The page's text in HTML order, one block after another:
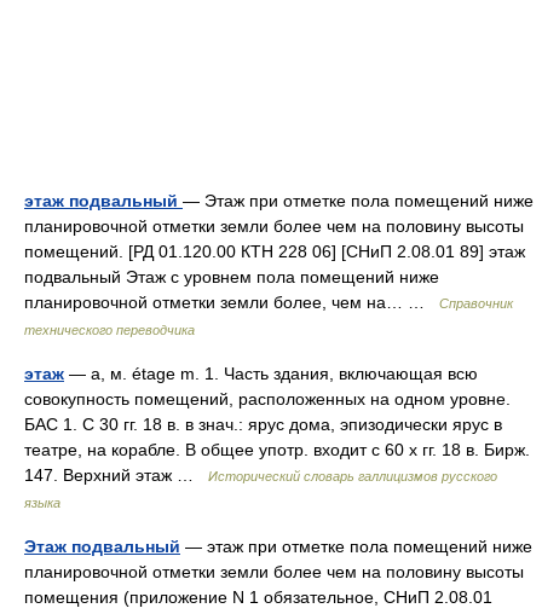
этаж подвальный — Этаж при отметке пола помещений ниже
планировочной отметки земли более чем на половину высоты
помещений. [РД 01.120.00 КТН 228 06] [СНиП 2.08.01 89] этаж
подвальный Этаж с уровнем пола помещений ниже
планировочной отметки земли более, чем на… …
Справочник
технического переводчика
этаж — а, м. étage m. 1. Часть здания, включающая всю
совокупность помещений, расположенных на одном уровне.
БАС 1. С 30 гг. 18 в. в знач.: ярус дома, эпизодически ярус в
театре, на корабле. В общее употр. входит с 60 х гг. 18 в. Бирж.
147. Верхний этаж …
Исторический словарь галлицизмов русского
языка
Этаж подвальный — этаж при отметке пола помещений ниже
планировочной отметки земли более чем на половину высоты
помещения (приложение N 1 обязательное, СНиП 2.08.01